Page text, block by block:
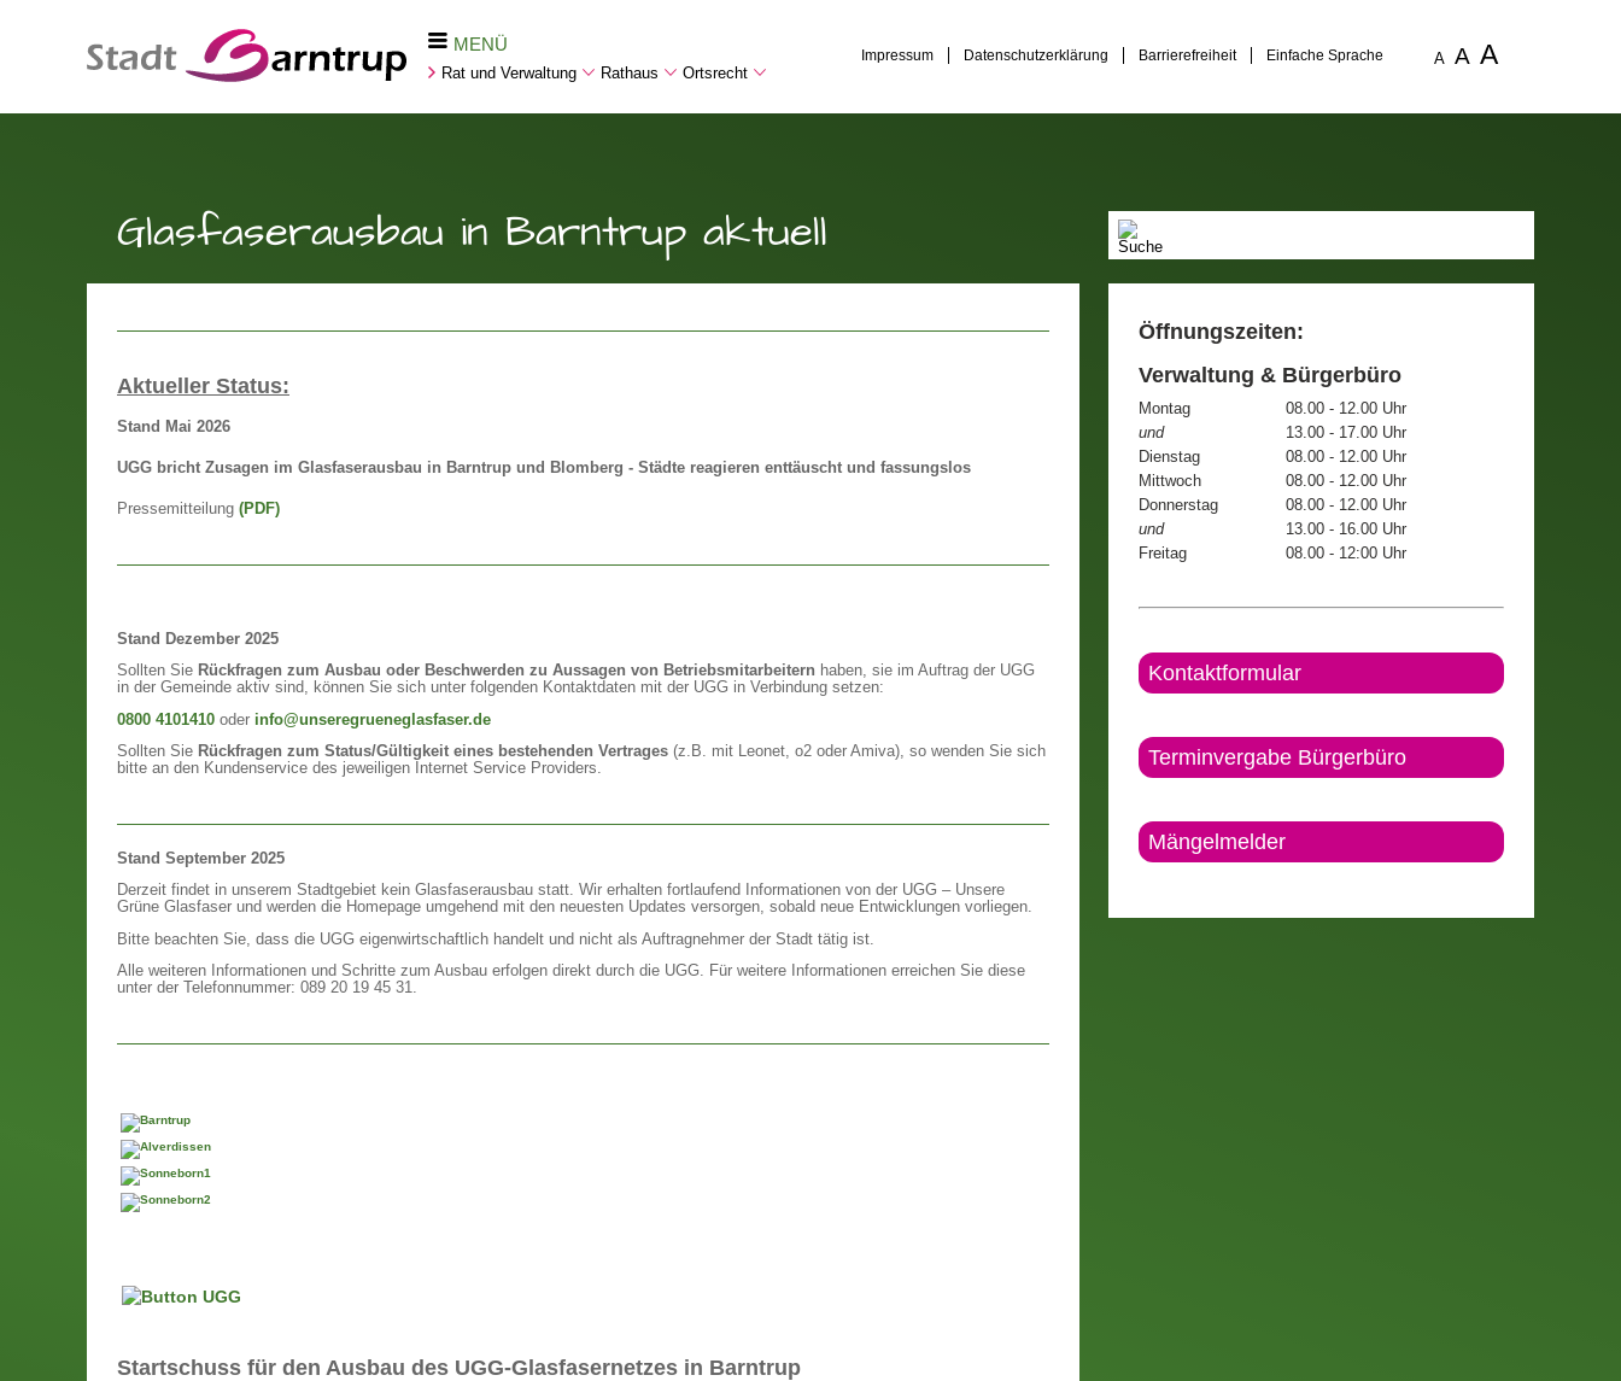
MENÜ
Rat und Verwaltung Rathaus Ortsrecht
Impressum Datenschutzerklärung Barrierefreiheit Einfache Sprache A A A
Glasfaserausbau in Barntrup aktuell
Aktueller Status:
Stand Mai 2026
UGG bricht Zusagen im Glasfaserausbau in Barntrup und Blomberg - Städte reagieren enttäuscht und fassungslos
Pressemitteilung (PDF)
Stand Dezember 2025
Sollten Sie Rückfragen zum Ausbau oder Beschwerden zu Aussagen von Betriebsmitarbeitern haben, sie im Auftrag der UGG
in der Gemeinde aktiv sind, können Sie sich unter folgenden Kontaktdaten mit der UGG in Verbindung setzen:
0800 4101410 oder info@unseregrueneglasfaser.de
Sollten Sie Rückfragen zum Status/Gültigkeit eines bestehenden Vertrages (z.B. mit Leonet, o2 oder Amiva), so wenden Sie sich
bitte an den Kundenservice des jeweiligen Internet Service Providers.
Stand September 2025
Derzeit findet in unserem Stadtgebiet kein Glasfaserausbau statt. Wir erhalten fortlaufend Informationen von der UGG – Unsere
Grüne Glasfaser und werden die Homepage umgehend mit den neuesten Updates versorgen, sobald neue Entwicklungen vorliegen.
Bitte beachten Sie, dass die UGG eigenwirtschaftlich handelt und nicht als Auftragnehmer der Stadt tätig ist.
Alle weiteren Informationen und Schritte zum Ausbau erfolgen direkt durch die UGG. Für weitere Informationen erreichen Sie diese
unter der Telefonnummer: 089 20 19 45 31.
Startschuss für den Ausbau des UGG-Glasfasernetzes in Barntrup
Öffnungszeiten:
Verwaltung & Bürgerbüro
Montag
08.00 - 12.00 Uhr
und
13.00 - 17.00 Uhr
Dienstag
08.00 - 12.00 Uhr
Mittwoch
08.00 - 12.00 Uhr
Donnerstag
08.00 - 12.00 Uhr
und
13.00 - 16.00 Uhr
Freitag
08.00 - 12:00 Uhr
Kontaktformular
Terminvergabe Bürgerbüro
Mängelmelder